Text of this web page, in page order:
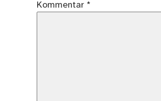
Kommentar *